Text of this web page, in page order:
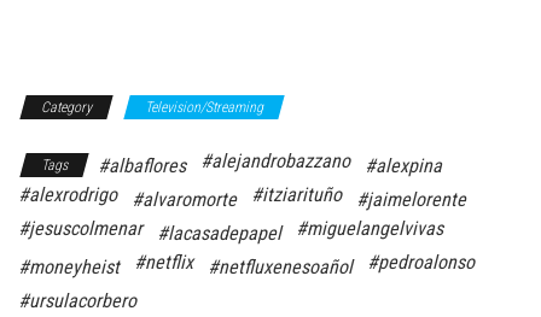
Category Television/Streaming
Tags #albaflores #alejandrobazzano
#alexpina
#alexrodrigo
#alvaromorte #itziarituño
#jaimelorente
#jesuscolmenar
#lacasadepapel
#miguelangelvivas
#moneyheist
#netflix #netfluxenesoañol
#pedroalonso
#ursulacorbero